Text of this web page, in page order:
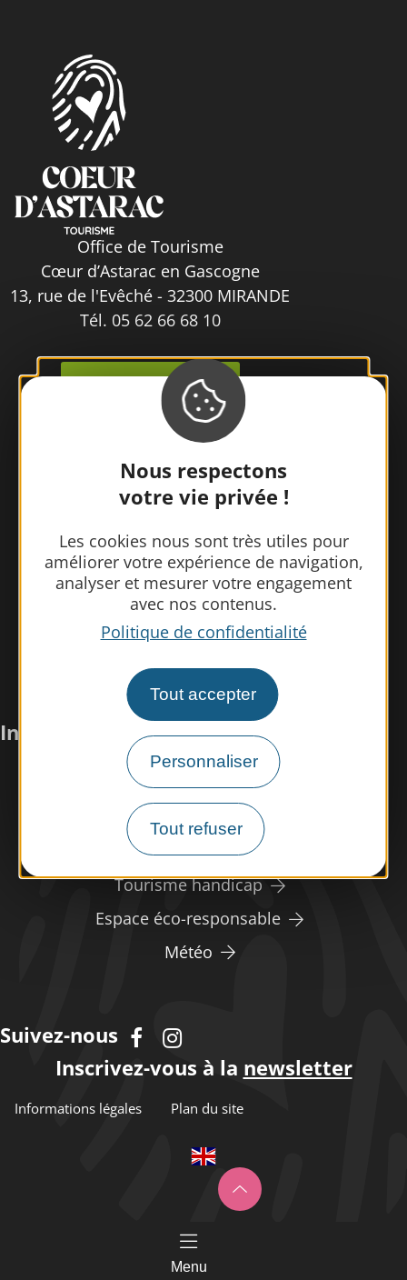
Nous respectons
votre vie privée !
Les cookies nous sont très utiles pour
améliorer votre expérience de navigation,
analyser et mesurer votre engagement
avec nos contenus.
Politique de confidentialité
Tout accepter
Personnaliser
Tout refuser
Menu
Office de Tourisme
Cœur d’Astarac en Gascogne
13, rue de l'Evêché - 32300 MIRANDE
Tél. 05 62 66 68 10
Contactez-nous
Infos pratiques
Nous rencontrer
Nos brochures
Espace pro/presse
Tourisme handicap
Espace éco-responsable
Météo
Suivez-nous
Inscrivez-vous à la newsletter
Informations légales Plan du site